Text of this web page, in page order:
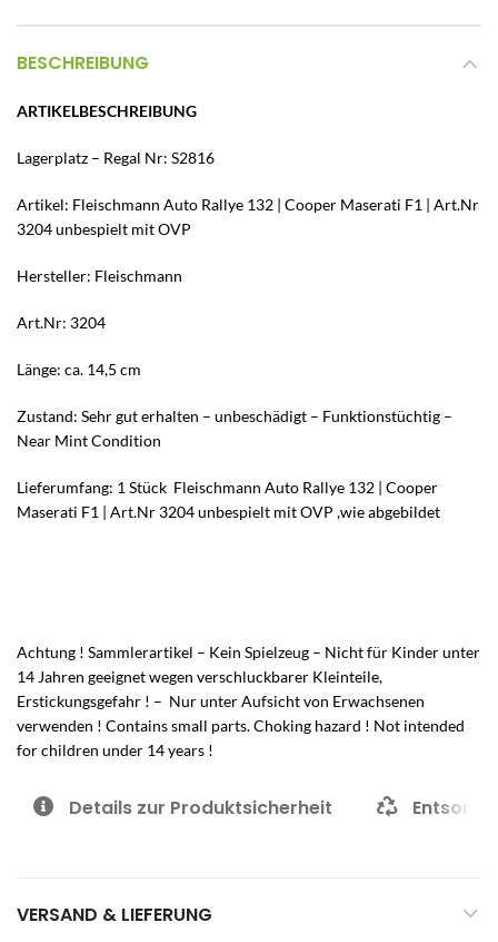
BESCHREIBUNG
ARTIKELBESCHREIBUNG
Lagerplatz – Regal Nr: S2816
Artikel: Fleischmann Auto Rallye 132 | Cooper Maserati F1 | Art.Nr
3204 unbespielt mit OVP
Hersteller: Fleischmann
Art.Nr: 3204
Länge: ca. 14,5 cm
Zustand: Sehr gut erhalten – unbeschädigt – Funktionstüchtig –
Near Mint Condition
Lieferumfang: 1 Stück Fleischmann Auto Rallye 132 | Cooper
Maserati F1 | Art.Nr 3204 unbespielt mit OVP ,wie abgebildet
Achtung ! Sammlerartikel – Kein Spielzeug – Nicht für Kinder unter
14 Jahren geeignet wegen verschluckbarer Kleinteile,
Erstickungsgefahr ! – Nur unter Aufsicht von Erwachsenen
verwenden ! Contains small parts. Choking hazard ! Not intended
for children under 14 years !
Details zur Produktsicherheit
VERSAND & LIEFERUNG